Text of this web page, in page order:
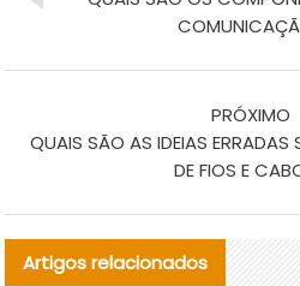
PRÓXIMO
QUAIS SÃO AS IDEIAS ERRADAS
DE FIOS E
Artigos relacionados